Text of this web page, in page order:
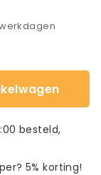
besteld,
5% korting!